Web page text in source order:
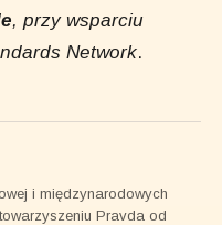
, przy wsparciu
Network.
i międzynarodowych
Pravda od